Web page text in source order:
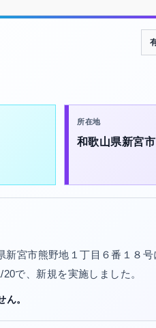
所在地
和歌山県新宮市
宮市熊野地１丁目６番１８
で、新規を実施しました。
。